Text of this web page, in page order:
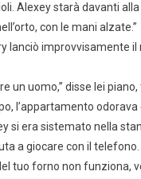
Alexey starà davanti
con le mani alzate.”
lanciò improvvisamente
un uomo,” disse lei
l’appartamento
si era sistemato nella
a giocare con il telefono.
tuo forno non funziona,